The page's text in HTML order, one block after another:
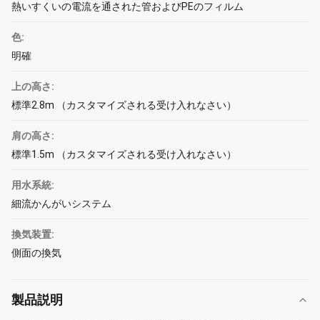
熱いすくいの電流を通された管およびPEのフィルム
色:
明確
上の高さ:
標準2.8m （カスタマイズされる受け入れなさい）
肩の高さ:
標準1.5m （カスタマイズされる受け入れなさい）
用水系統:
細流かんがいシステム
換気装置:
側面の換気
製品説明